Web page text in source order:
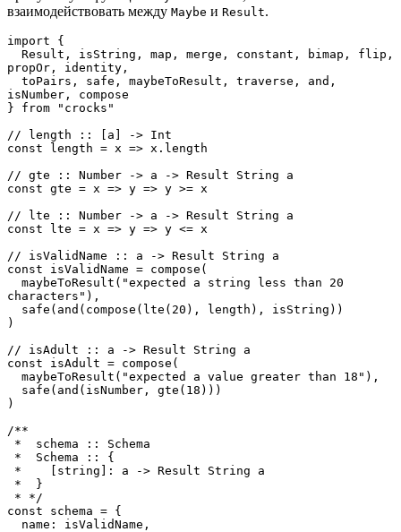
взаимодействовать между Maybe и Result.
import {
propOr, identity,
isNumber, compose
} from "crocks"
// length :: [a] -> Int
const length = x => x.length
// gte :: Number -> a -> Result String a
const gte = x => y => y >= x
// lte :: Number -> a -> Result String a
const lte = x => y => y <= x
// isValidName :: a -> Result String a
const isValidName = compose(
characters"),
)
// isAdult :: a -> Result String a
const isAdult = compose(
)
/**
const schema = {